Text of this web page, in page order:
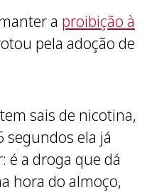
a proibição à
pela adoção de
sais de nicotina,
segundos ela já
é a droga que dá
hora do almoço,